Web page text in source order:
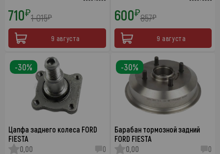
710₽1 015₽
9 августа
600₽857₽
9 августа
Цапфа заднего колеса FORD
FIESTA
0,00
0
-30%
Барабан тормозной задний
FORD FIESTA
0,00
0
-30%